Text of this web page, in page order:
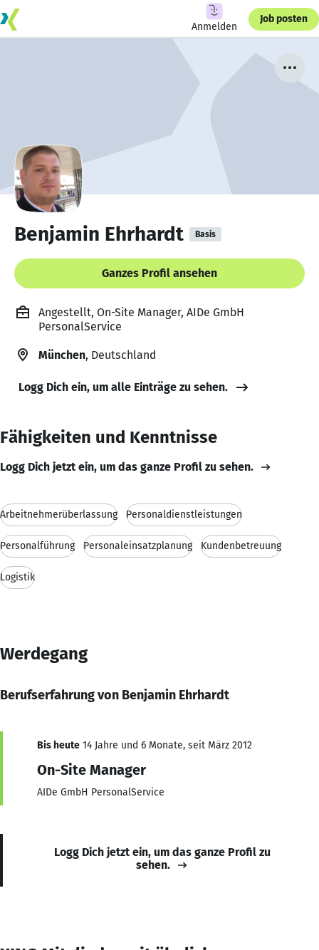
Anmelden
Job posten
Benjamin Ehrhardt Basis
Ganzes Profil ansehen
Angestellt, On-Site Manager, AIDe GmbH
PersonalService
München, Deutschland
Logg Dich ein, um alle Einträge zu sehen.
Fähigkeiten und Kenntnisse
Logg Dich jetzt ein, um das ganze Profil zu sehen.
Arbeitnehmerüberlassung Personaldienstleistungen
Personalführung Personaleinsatzplanung Kundenbetreuung
Logistik
Werdegang
Berufserfahrung von Benjamin Ehrhardt
Bis heute 14 Jahre und 6 Monate, seit März 2012
On-Site Manager
AIDe GmbH PersonalService
Logg Dich jetzt ein, um das ganze Profil zu
sehen.